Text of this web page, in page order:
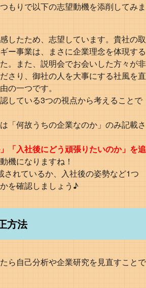
もりで以下の志望動機を添削してみま
している3つの視点から考えることで
「何故うちの企業なのか」のみ記載さ
「入社後にどう頑張りたいのか」を追
機になりますね！
されているか、入社後の姿勢など1つ
を確認しましょう♪
方法
ら自己分析や企業研究を見直すことで